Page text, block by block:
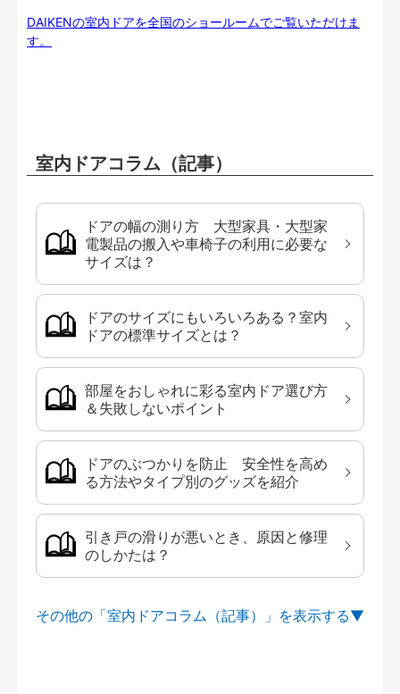
DAIKENの室内ドアを全国のショールームでご覧いただけま
す。
室内ドアコラム（記事）
ドアの幅の測り方 大型家具・大型家
電製品の搬入や車椅子の利用に必要な
サイズは？
ドアのサイズにもいろいろある？室内
ドアの標準サイズとは？
部屋をおしゃれに彩る室内ドア選び方
＆失敗しないポイント
ドアのぶつかりを防止 安全性を高め
る方法やタイプ別のグッズを紹介
引き戸の滑りが悪いとき、原因と修理
のしかたは？
その他の「室内ドアコラム（記事）」を